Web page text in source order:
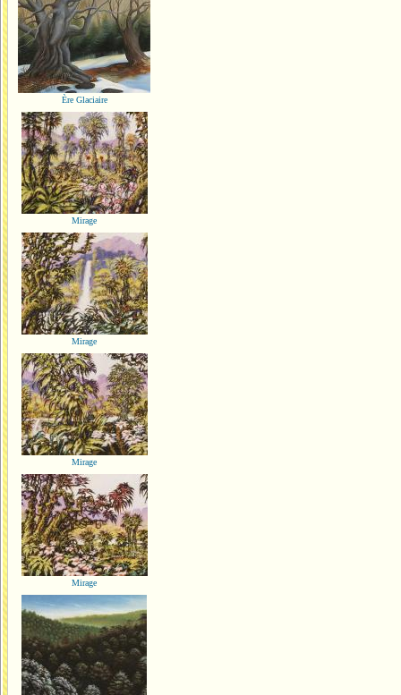
Ère Glaciaire
Mirage
Mirage
Mirage
Mirage